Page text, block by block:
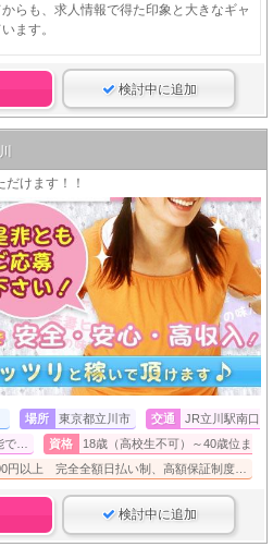
らも、求人情報で得た印象と大きなギャ
ます。
検討中に追加
けます！！
場所 東京都立川市 交通
JR立川駅南口
で…
資格
18歳（高校生不可）～40歳位ま
円以上 完全全額日払い制、高額保証制度…
検討中に追加